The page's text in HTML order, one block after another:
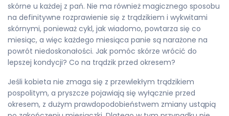
skórne u każdej z pań. Nie ma również magicznego sposobu
na definitywne rozprawienie się z trądzikiem i wykwitami
skórnymi, ponieważ cykl, jak wiadomo, powtarza się co
miesiąc, a więc każdego miesiąca panie są narażone na
powrót niedoskonałości. Jak pomóc skórze wrócić do
lepszej kondycji? Co na trądzik przed okresem?
Jeśli kobieta nie zmaga się z przewlekłym trądzikiem
pospolitym, a pryszcze pojawiają się wyłącznie przed
okresem, z dużym prawdopodobieństwem zmiany ustąpią